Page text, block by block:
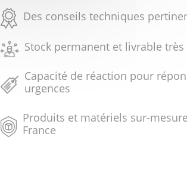
Des conseils techniques
Stock permanent et livrable
Capacité de réaction pour
urgences
Produits et matériels sur-
France